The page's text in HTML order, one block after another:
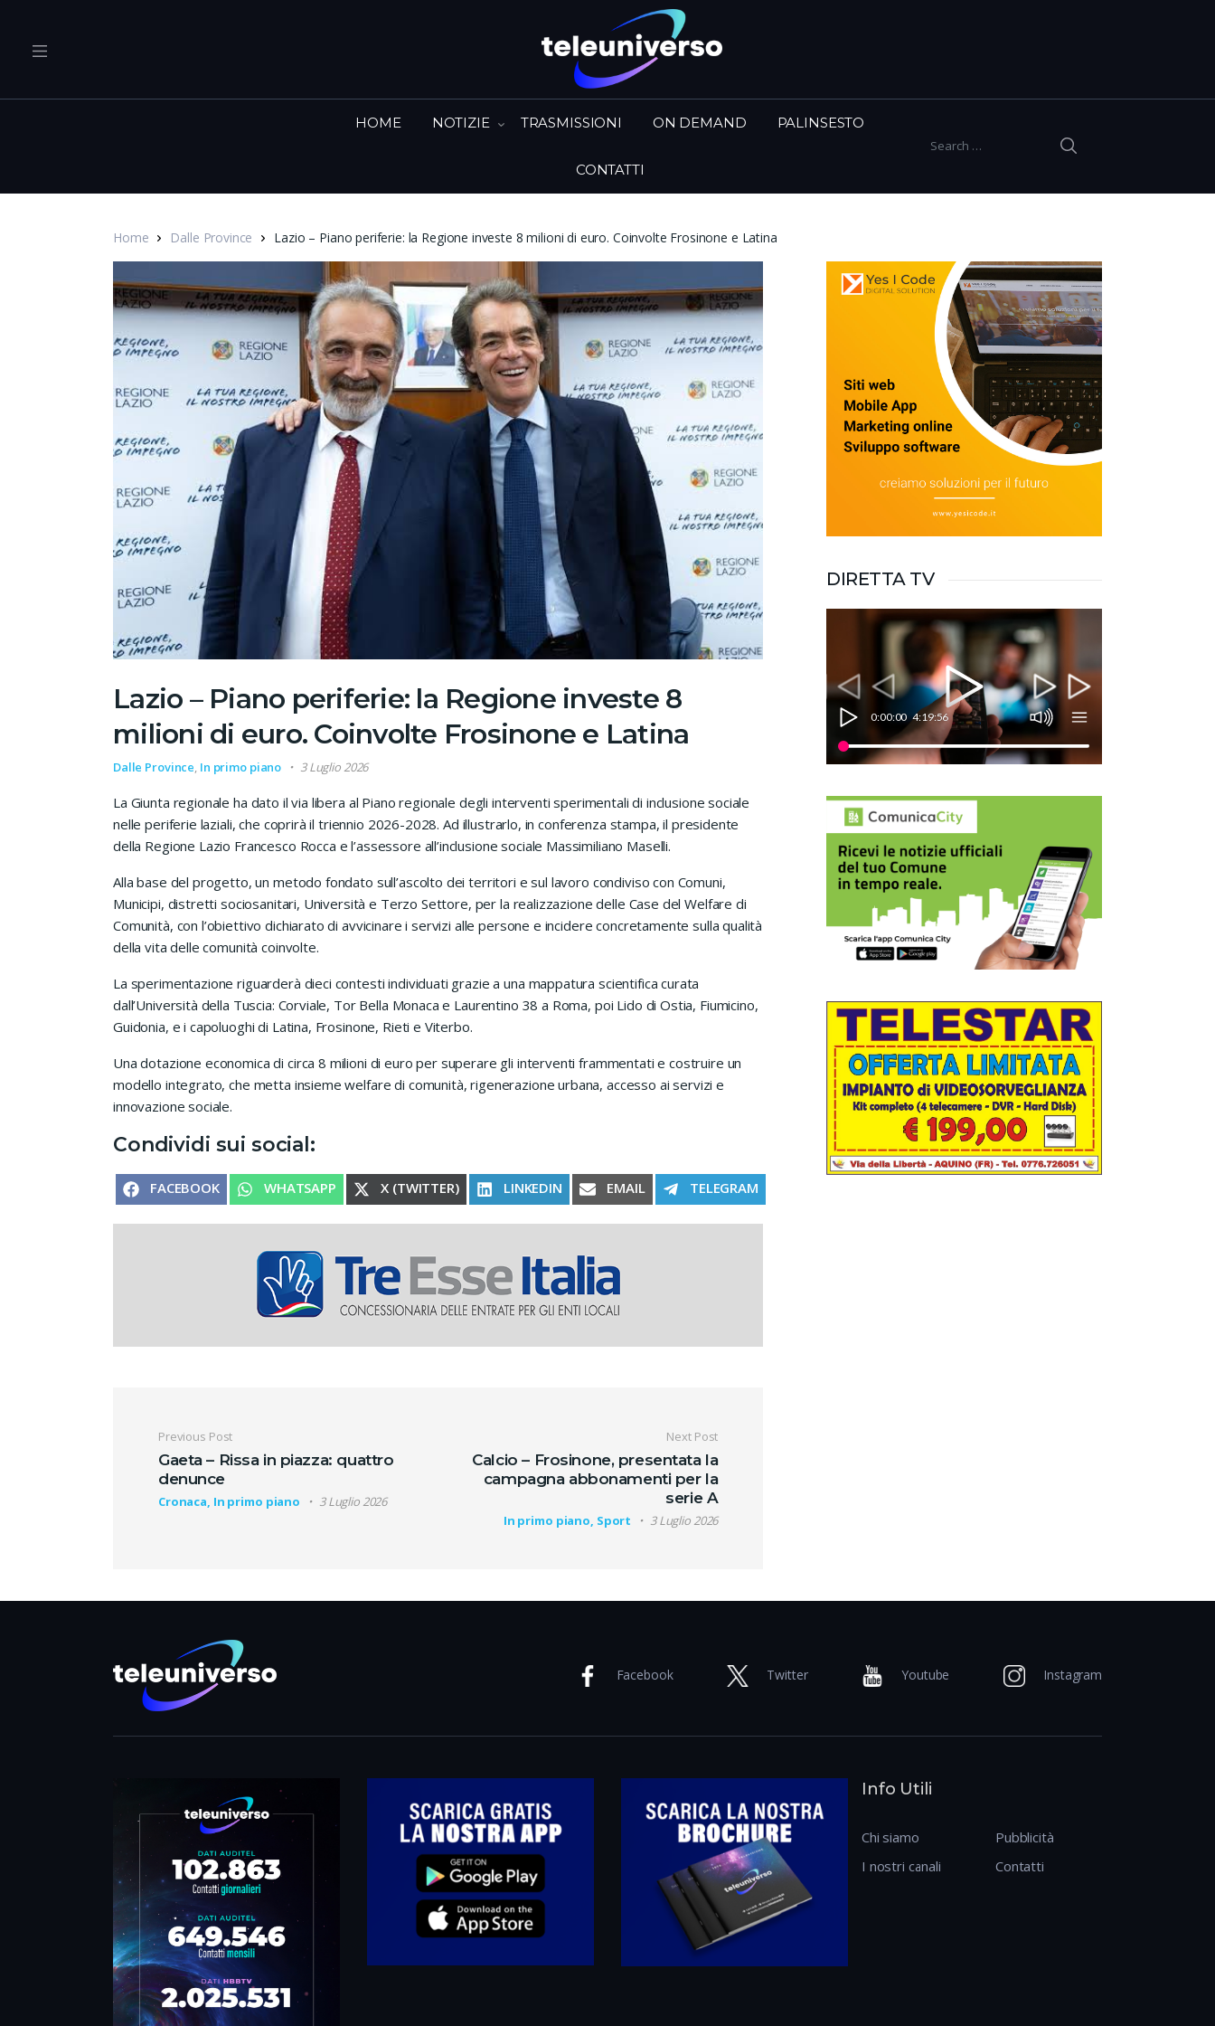
Search for:
HOME NOTIZIE TRASMISSIONI ON DEMAND PALINSESTO
CONTATTI
Home Dalle Province Lazio – Piano periferie: la Regione investe 8 milioni di euro. Coinvolte Frosinone e Latina
Lazio – Piano periferie: la Regione investe 8
milioni di euro. Coinvolte Frosinone e Latina
Dalle Province, In primo piano 3 Luglio 2026
La Giunta regionale ha dato il via libera al Piano regionale degli interventi sperimentali di inclusione sociale
nelle periferie laziali, che coprirà il triennio 2026-2028. Ad illustrarlo, in conferenza stampa, il presidente
della Regione Lazio Francesco Rocca e l’assessore all’inclusione sociale Massimiliano Maselli.
Alla base del progetto, un metodo fondato sull’ascolto dei territori e sul lavoro condiviso con Comuni,
Municipi, distretti sociosanitari, Università e Terzo Settore, per la realizzazione delle Case del Welfare di
Comunità, con l’obiettivo dichiarato di avvicinare i servizi alle persone e incidere concretamente sulla qualità
della vita delle comunità coinvolte.
La sperimentazione riguarderà dieci contesti individuati grazie a una mappatura scientifica curata
dall’Università della Tuscia: Corviale, Tor Bella Monaca e Laurentino 38 a Roma, poi Lido di Ostia, Fiumicino,
Guidonia, e i capoluoghi di Latina, Frosinone, Rieti e Viterbo.
Una dotazione economica di circa 8 milioni di euro per superare gli interventi frammentati e costruire un
modello integrato, che metta insieme welfare di comunità, rigenerazione urbana, accesso ai servizi e
innovazione sociale.
Condividi sui social:
SHARE ON
FACEBOOK SHARE ON
WHATSAPP SHARE ON
X (TWITTER) SHARE ON
LINKEDIN SHARE ON
EMAIL SHARE ON
TELEGRAM
Navigazione articoli
Previous Post
Gaeta – Rissa in piazza: quattro
denunce
Cronaca, In primo piano 3 Luglio 2026
Next Post
Calcio – Frosinone, presentata la
campagna abbonamenti per la
serie A
In primo piano, Sport 3 Luglio 2026
DIRETTA TV
0:00:00 4:19:56
Facebook Twitter Youtube Instagram
Info Utili
Chi siamo
I nostri canali
Pubblicità
Contatti